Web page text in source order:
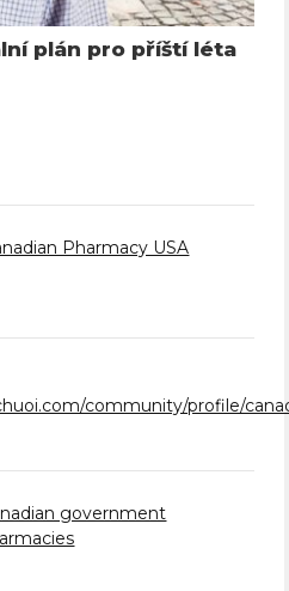
plán pro příští léta
Pharmacy USA
community/profile/
government